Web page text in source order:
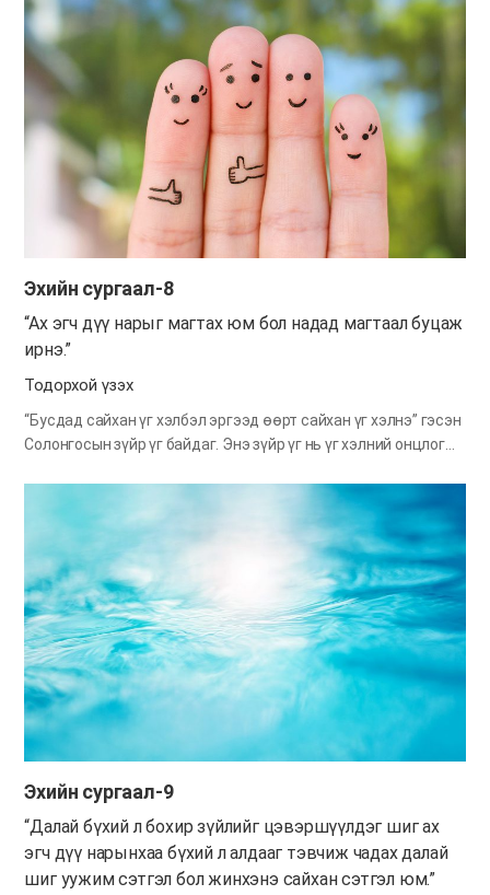
минь бидэнд дургүйцэл дүүрэн байх нь бардам занг
төрүүлдэг гэж сургасан. “Тэгж хийвэл болохгүй юм сан”,
“Миний арга барил илүү дээр”, “Надад ингэж хандаж уг нь
болохгүй дээ” гэх мэтээр гомдоллох юм бол энэ байдал
өөрийгөө бусдаас дээр, бусдыг өөрөөсөө доор гэсэн
бардамнал үүсгэдэг юм. Бардам зан бидний сүнсийг
сүйрлийн зүг чирдэг учир бид ямар ч нөхцөлд дургүйцэж
гомдоллохгүйн төлөө хичээх хэрэгтэй. Тэгвэл дургүйцэл
гомдол өвөрлөхгүй байя гэвэл яах ёстой юм бол? Үргэлж
талархах сэтгэлээр Бурхандаа үйлчлэхэд л болчихно. Сэтгэл
хангалуун бус байдал нь гомдлыг, харин сэтгэл хангалуун…
Эхийн сургаал-8
“Ах эгч дүү нарыг магтах юм бол надад магтаал буцаж
ирнэ.”
Тодорхой үзэх
“Бусдад сайхан үг хэлбэл эргээд өөрт сайхан үг хэлнэ” гэсэн
Солонгосын зүйр үг байдаг. Энэ зүйр үг нь үг хэлний онцлог
хэрхэн хэлж ярихаас шалтгаалан харилцаж буй хүн ч
адилхан хариу үйлдэл үзүүлнэ. Харилцаж буй хүнээ магтах
юм бол надад ч магтаал буцаж ирнэ. Харин түүнийг
шүүмжилбэл надад ч мөн шүүмжлэл ирнэ. Тиймдээ ч тэнгэр
Эх маань бидэнд “Ах эгч дүү нарыг магтах юм бол надад
магтаал буцаж ирнэ” хэмээн сургасан юм. Эхийн үг
сургаалыг санаж, жижиг зүйл дээр ч ах эгч дүүсээ магтан,
урам өгөх юм бол тэрхүү магтаал эцэст нь өөрт буцаж ирнэ.
Тэдний зүгээс магтаал эргэж ирээгүй ч үйлсийг маань
марталгүй санадаг Бурхан бидэнд магтаал, ерөөлөө…
Эхийн сургаал-9
“Далай бүхий л бохир зүйлийг цэвэршүүлдэг шиг ах
эгч дүү нарынхаа бүхий л алдааг тэвчиж чадах далай
шиг уужим сэтгэл бол жинхэнэ сайхан сэтгэл юм.”